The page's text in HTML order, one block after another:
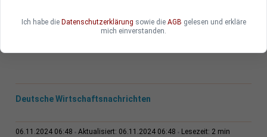
Pistorius (SPD) erwartet die Zustimmung des
Bundeskabinetts zu seinem Vorhaben, das damit
Deutsche Wirtschaftsnachrichten
06.11.2024 06:48 Aktualisiert: 06.11.2024 06:48 Lesezeit: 2 min
Ich habe die Datenschutzerklärung sowie die AGB gelesen und erkläre
mich einverstanden.